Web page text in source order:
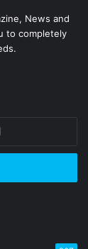
News and
to completely